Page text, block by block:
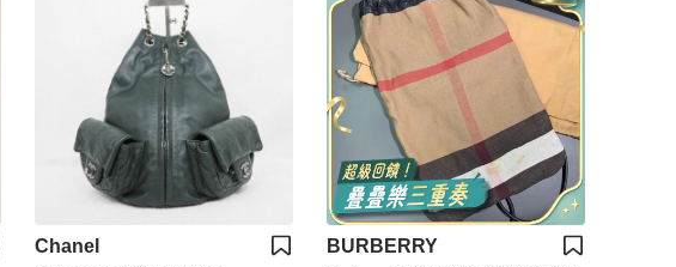
Chanel BURBERRY